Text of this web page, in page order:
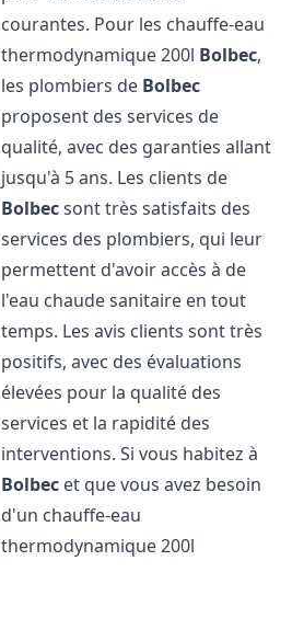
courantes. Pour les chauffe-eau
thermodynamique 200l Bolbec,
les plombiers de Bolbec
proposent des services de
qualité, avec des garanties allant
jusqu'à 5 ans. Les clients de
Bolbecsont très satisfaits des
services des plombiers, qui leur
permettent d'avoir accès à de
l'eau chaude sanitaire en tout
temps. Les avis clients sont très
positifs, avec des évaluations
élevées pour la qualité des
services et la rapidité des
interventions. Si vous habitez à
Bolbec et que vous avez besoin
d'un chauffe-eau
thermodynamique 200l